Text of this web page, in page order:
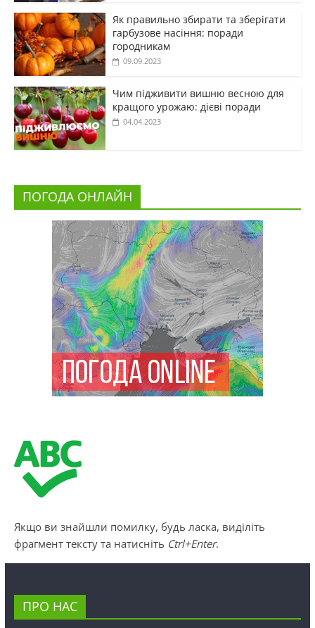
Як правильно збирати та зберігати
гарбузове насіння: поради
городникам
09.09.2023
Чим підживити вишню весною для
кращого урожаю: дієві поради
04.04.2023
ПОГОДА ОНЛАЙН
Якщо ви знайшли помилку, будь ласка, виділіть
фрагмент тексту та натисніть Ctrl+Enter.
ПРО НАС